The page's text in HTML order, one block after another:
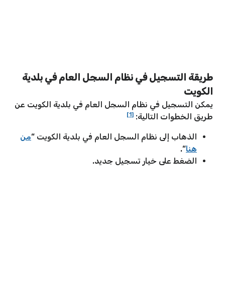
طريقة التسجيل في نظام السجل العام في بلدية
الكويت
يمكن التسجيل في نظام السجل العام في بلدية الكويت عن
طريق الخطوات التالية: [1]
الذهاب إلى نظام السجل العام في بلدية الكويت “من
هنا“.
الضغط على خيار تسجيل جديد.